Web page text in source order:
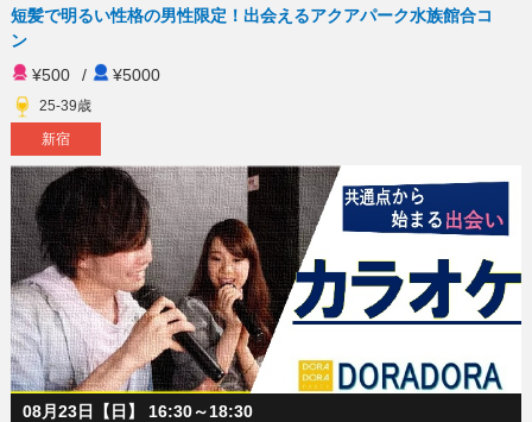
短髪で明るい性格の男性限定！出会えるアクアパーク水族館合コ
ン
¥500
/ ¥5000
25-39歳
新宿
08月23日【日】 16:30～18:30